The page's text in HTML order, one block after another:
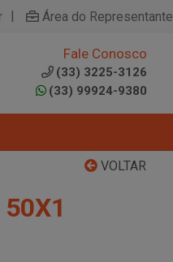
| Área do Representante
Fale Conosco
(33) 3225-3126
(33) 99924-9380
VOLTAR
50X1